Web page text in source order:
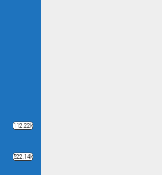
112.22k
522.14k